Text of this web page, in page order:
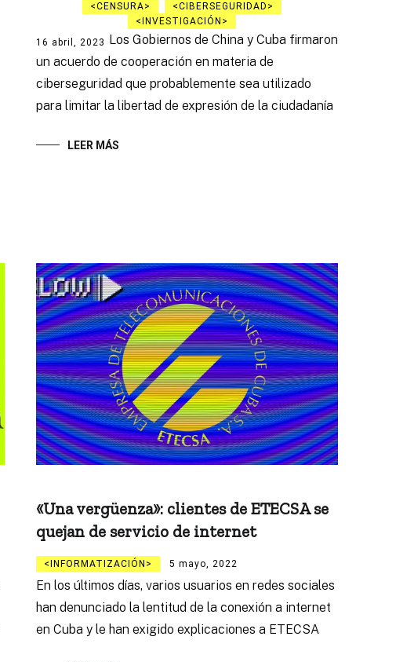
CENSURA
CIBERSEGURIDAD
INVESTIGACIÓN
16 abril, 2023
Los Gobiernos de China y Cuba firmaron
un acuerdo de cooperación en materia de
ciberseguridad que probablemente sea utilizado
para limitar la libertad de expresión de la ciudadanía
LEER MÁS
«Una vergüenza»: clientes de ETECSA se
quejan de servicio de internet
INFORMATIZACIÓN 5 mayo, 2022
En los últimos días, varios usuarios en redes sociales
han denunciado la lentitud de la conexión a internet
en Cuba y le han exigido explicaciones a ETECSA